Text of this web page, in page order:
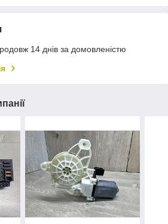
14 днів за домовленістю